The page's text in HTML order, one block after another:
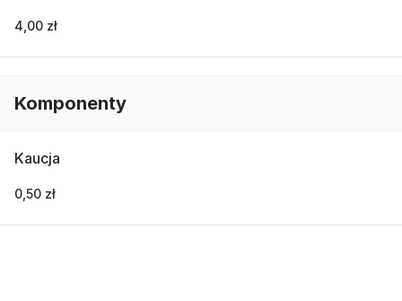
4,00 zł
Komponenty
Kaucja
0,50 zł